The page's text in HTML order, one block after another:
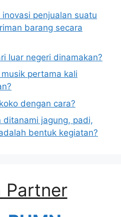
penjualan suatu
barang secara
luar negeri dinamakan?
pertama kali
dengan cara?
ditanami jagung, padi,
bentuk kegiatan?
Partner